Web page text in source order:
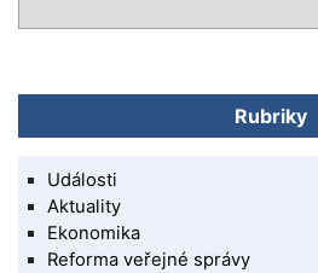
Rubriky
Události
Aktuality
Ekonomika
Reforma veřejné správy